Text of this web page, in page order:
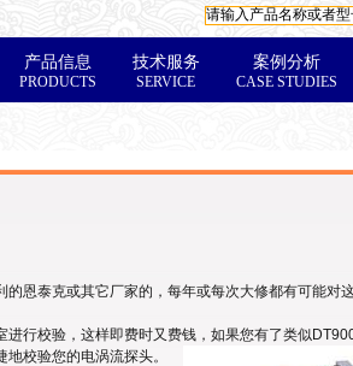
产品信息
PRODUCTS
技术服务
SERVICE
案例分析
CASE STUDIES
恩泰克或其它厂家的，每年或每次大修都有可能对
行校验，这样即费时又费钱，如果您有了类似
校验您的电涡流探头。